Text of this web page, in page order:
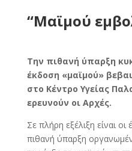
“Μαϊμού
Την πιθανή ύπαρξη
έκδοση «μαϊμού»
στο Κέντρο Υγείας
ερευνούν οι Αρχές.
Σε πλήρη εξέλιξη είναι
πιθανή ύπαρξη